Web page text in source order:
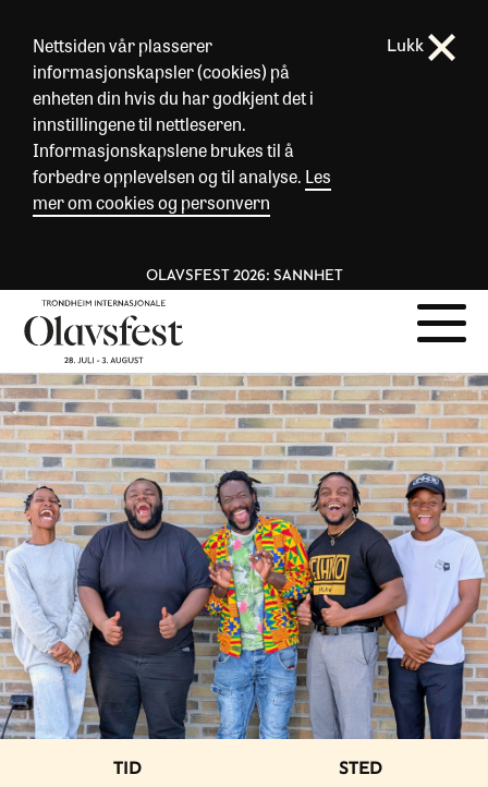
Nettsiden vår plasserer
informasjonskapsler (cookies) på
enheten din hvis du har godkjent det i
innstillingene til nettleseren.
Informasjonskapslene brukes til å
forbedre opplevelsen og til analyse. Les
mer om cookies og personvern
Lukk
OLAVSFEST 2026: SANNHET
TID STED